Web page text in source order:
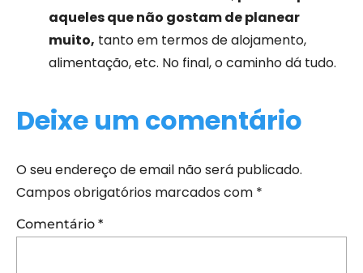
aqueles que não gostam de planear
muito, tanto em termos de alojamento,
alimentação, etc. No final, o caminho dá tudo.
Deixe um comentário
O seu endereço de email não será publicado.
Campos obrigatórios marcados com *
Comentário *